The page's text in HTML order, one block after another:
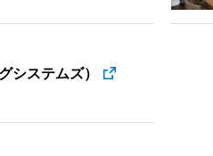
システムズ）